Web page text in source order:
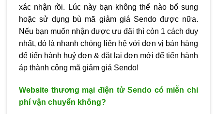
xác nhận rồi. Lúc này bạn không thể nào bổ sung
hoặc sử dụng bù mã giảm giá Sendo được nữa.
Nếu bạn muốn nhận được ưu đãi thì còn 1 cách duy
nhất, đó là nhanh chóng liên hệ với đơn vị bán hàng
để tiến hành huỷ đơn & đặt lại đơn mới để tiến hành
áp thành công mã giảm giá Sendo!
Website thương mại điện tử Sendo có miễn chi
phí vận chuyển không?